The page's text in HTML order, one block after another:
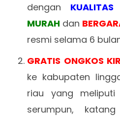
dengan KUALITAS
MURAH dan
resmi selama 6
GRATIS ONGKOS
ke kabupaten
riau yang meliputi
serumpun,